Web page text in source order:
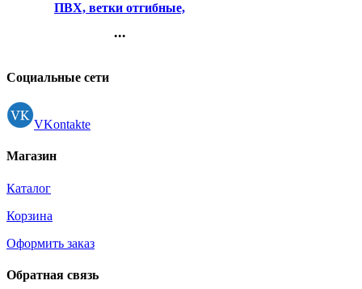
ПВХ, ветки отгибные,
арт.ЕЛЕС 21
...
Регистрация
Социальные сети
VKontakte
Магазин
Каталог
Корзина
Оформить заказ
Обратная связь